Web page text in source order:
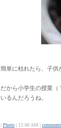
簡単に枯れたら、子供
だから小学生の授業（
いるんだろうね。
| Photo | 12:00 AM |